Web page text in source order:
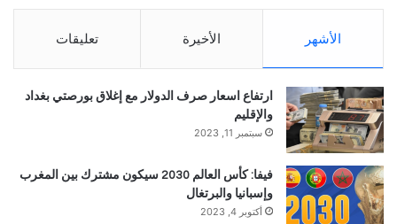
الأشهر الأخيرة تعليقات
ارتفاع اسعار صرف الدولار مع إغلاق بورصتي بغداد
والإقليم
سبتمبر 11, 2023
فيفا: كأس العالم 2030 سيكون مشترك بين المغرب
وإسبانيا والبرتغال
أكتوبر 4, 2023